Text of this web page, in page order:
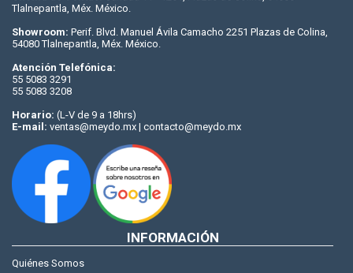
Tlalnepantla, Méx. México.
Showroom: Perif. Blvd. Manuel Ávila Camacho 2251 Plazas de Colina,
54080 Tlalnepantla, Méx. México.
Atención Telefónica:
55 5083 3291
55 5083 3208
Horario: (L-V de 9 a 18hrs)
E-mail: ventas@meydo.mx | contacto@meydo.mx
INFORMACIÓN
Quiénes Somos